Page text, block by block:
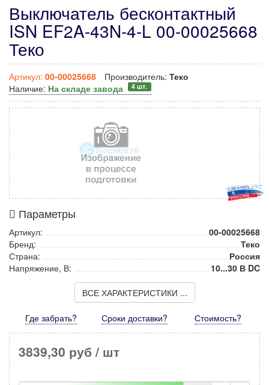
Выключатель бесконтактный
ISN EF2A-43N-4-L 00-00025668
Теко
Артикул: 00-00025668 Производитель: Теко
Наличие: На складе завода 4 шт.
Параметры
Артикул:
00-00025668
Бренд:
Теко
Страна:
Россия
Напряжение, В:
10...30 В DC
ВСЕ ХАРАКТЕРИСТИКИ ...
Где забрать? Сроки доставки? Стоимость?
3839,30 руб / шт